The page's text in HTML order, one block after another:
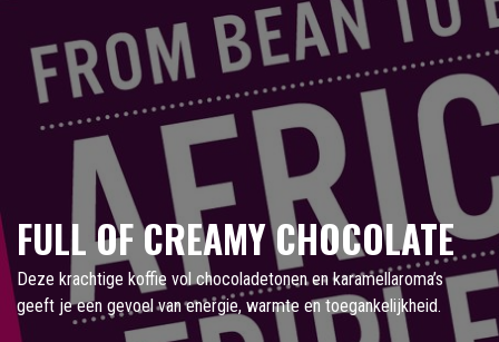
FULL OF CREAMY CHOCOLATE
Deze krachtige koffie vol chocoladetonen en karamellaroma’s
geeft je een gevoel van energie, warmte en toegankelijkheid.